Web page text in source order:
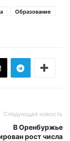
Образование
Следующая новость
В Оренбуржье
рост числа